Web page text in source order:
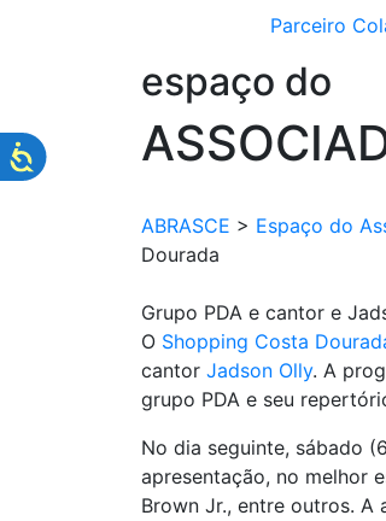
Parceiro
espaço do
ABRASCE > Espaço do
Dourada
Grupo PDA e cantor e
O Shopping Costa
cantor Jadson Olly. A
grupo PDA e seu
No dia seguinte, sábado
apresentação, no melhor
Brown Jr., entre outros. A